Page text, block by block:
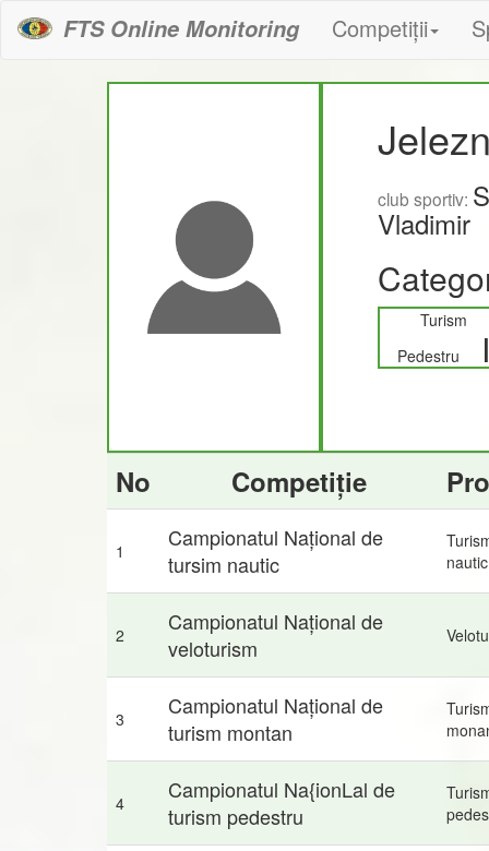
FTS Online Monitoring Competiții
club sportiv:
Vladimir
Turism
Pedestru
I
No Competiție
1
Campionatul Național de
tursim nautic
nautic
2
Campionatul Național de
veloturism
3
Campionatul Național de
turism montan
4
Campionatul Na{ionLal de
turism pedestru